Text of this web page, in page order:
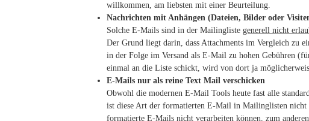
willkommen, am liebsten mit einer Beurteilung.
Nachrichten mit Anhängen (Dateien, Bilder oder
Solche E-Mails sind in der Mailingliste generell nicht
Der Grund liegt darin, dass Attachments im Vergleich zu
in der Folge im Versand als E-Mail zu hohen Gebühren
einmal an die Liste schickt, wird von dort ja
E-Mails nur als reine Text Mail verschicken
Obwohl die modernen E-Mail Tools heute fast alle
ist diese Art der formatierten E-Mail in Mailinglisten
formatierte E-Mails nicht verarbeiten können, zum